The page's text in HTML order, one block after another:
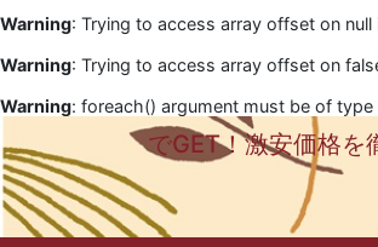
Warning: Trying to access array offset on null
Warning: Trying to access array offset on
Warning: foreach() argument must be of
でGET！激安価格を